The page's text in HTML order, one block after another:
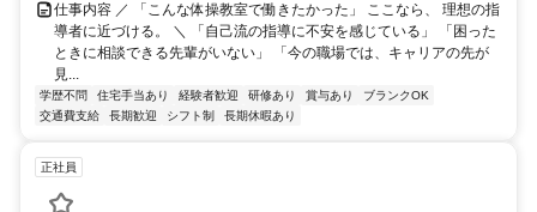
仕事内容 ／ 「こんな体操教室で働きたかった」 ここなら、 理想の指
導者に近づける。 ＼ 「自己流の指導に不安を感じている」 「困った
ときに相談できる先輩がいない」 「今の職場では、キャリアの先が
見...
学歴不問 住宅手当あり 経験者歓迎 研修あり 賞与あり
ブランクOK
交通費支給
長期歓迎 シフト制 長期休暇あり
正社員